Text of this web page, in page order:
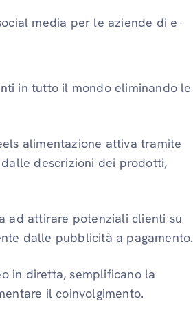
media per le aziende di e-
in tutto il mondo eliminando le
alimentazione attiva tramite
descrizioni dei prodotti,
ad attirare potenziali clienti su
dalle pubblicità a pagamento.
in diretta, semplificano la
il coinvolgimento.